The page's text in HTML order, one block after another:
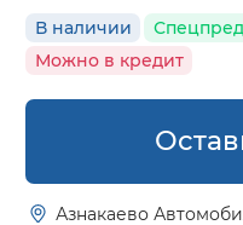
В наличии
Можно в кредит
Азнакаево